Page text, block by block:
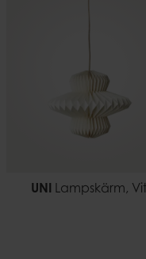
UNI Lampskärm, Vit